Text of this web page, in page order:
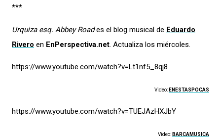
***
Urquiza esq. Abbey Roades el blog musical de Eduardo
Rivero en EnPerspectiva.net. Actualiza los miércoles.
https://www.youtube.com/watch?v=Lt1nf5_8qj8
Video: ENESTASPOCAS
https://www.youtube.com/watch?v=TUEJAzHXJbY
Video: BARCAMUSICA